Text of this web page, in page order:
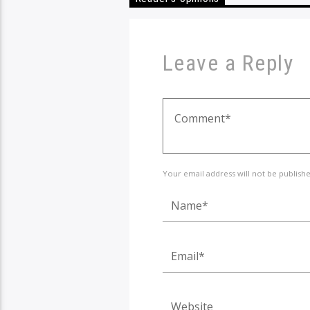
Leave a Reply
Your email address will not be